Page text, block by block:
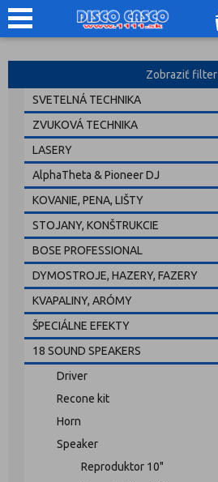
Zobraziť filter
SVETELNÁ TECHNIKA
ZVUKOVÁ TECHNIKA
LASERY
AlphaTheta & Pioneer DJ
KOVANIE, PENA, LIŠTY
STOJANY, KONŠTRUKCIE
BOSE PROFESSIONAL
DYMOSTROJE, HAZERY, FAZERY
KVAPALINY, ARÓMY
ŠPECIÁLNE EFEKTY
18 SOUND SPEAKERS
Driver
Recone kit
Horn
Speaker
Reproduktor 10"